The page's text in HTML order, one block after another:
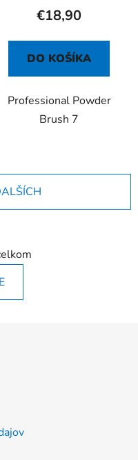
€18,90
DO KOŠÍKA
Professional Powder
Brush 7